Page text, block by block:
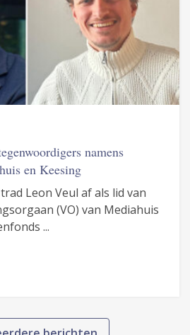
namens
en Keesing
Leon Veul af als lid van
(VO) van Mediahuis
...